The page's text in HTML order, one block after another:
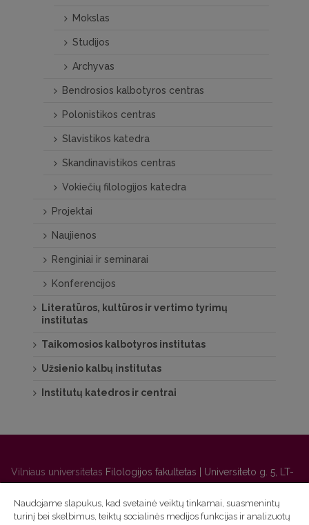
Mokslas
Studijos
Archyvas
Bendrosios kalbotyros centras
Polonistikos centras
Slavistikos katedra
Skandinavistikos centras
Vokiečių filologijos katedra
Projektai
Naujienos
Renginiai ir seminarai
Konferencijos
Literatūros, kultūros ir vertimo tyrimų
institutas
Taikomosios kalbotyros institutas
Užsienio kalbų institutas
Institutų katedros ir centrai
Vilniaus universitetas Filologijos fakultetas | Universiteto g. 5, LT-
01131 Vilnius
Studijų skyriaus(studijų ir tvarkaraščio klausimai) tel. (0 5) 268
7208 | El. paštasstudijos@flf.vu.lt
Naudojame slapukus, kad svetainė veiktų tinkamai, suasmenintų
turinį bei skelbimus, teiktų socialinės medijos funkcijas ir analizuotų